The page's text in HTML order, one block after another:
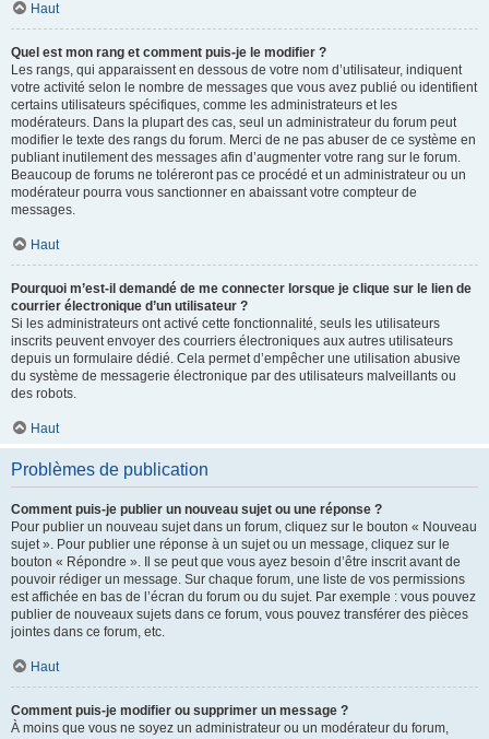
Haut
Quel est mon rang et comment puis-je le modifier ?
Les rangs, qui apparaissent en dessous de votre nom d’utilisateur, indiquent
votre activité selon le nombre de messages que vous avez publié ou identifient
certains utilisateurs spécifiques, comme les administrateurs et les
modérateurs. Dans la plupart des cas, seul un administrateur du forum peut
modifier le texte des rangs du forum. Merci de ne pas abuser de ce système en
publiant inutilement des messages afin d’augmenter votre rang sur le forum.
Beaucoup de forums ne toléreront pas ce procédé et un administrateur ou un
modérateur pourra vous sanctionner en abaissant votre compteur de
messages.
Haut
Pourquoi m’est-il demandé de me connecter lorsque je clique sur le lien de
courrier électronique d’un utilisateur ?
Si les administrateurs ont activé cette fonctionnalité, seuls les utilisateurs
inscrits peuvent envoyer des courriers électroniques aux autres utilisateurs
depuis un formulaire dédié. Cela permet d’empêcher une utilisation abusive
du système de messagerie électronique par des utilisateurs malveillants ou
des robots.
Haut
Problèmes de publication
Comment puis-je publier un nouveau sujet ou une réponse ?
Pour publier un nouveau sujet dans un forum, cliquez sur le bouton « Nouveau
sujet ». Pour publier une réponse à un sujet ou un message, cliquez sur le
bouton « Répondre ». Il se peut que vous ayez besoin d’être inscrit avant de
pouvoir rédiger un message. Sur chaque forum, une liste de vos permissions
est affichée en bas de l’écran du forum ou du sujet. Par exemple : vous pouvez
publier de nouveaux sujets dans ce forum, vous pouvez transférer des pièces
jointes dans ce forum, etc.
Haut
Comment puis-je modifier ou supprimer un message ?
À moins que vous ne soyez un administrateur ou un modérateur du forum,